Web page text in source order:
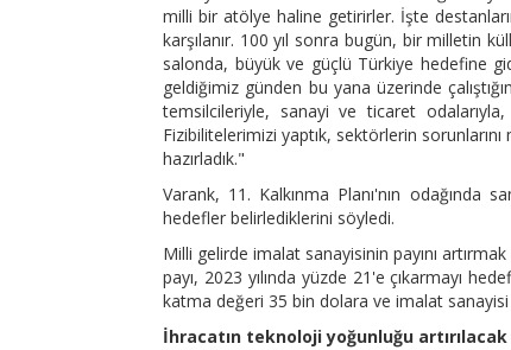
milli bir atölye haline getirirler. İşte
karşılanır. 100 yıl sonra bugün, bir milletin
salonda, büyük ve güçlü Türkiye hedefine
geldiğimiz günden bu yana üzerinde
temsilcileriyle, sanayi ve ticaret odalarıyla,
Fizibilitelerimizi yaptık, sektörlerin
hazırladık."
Varank, 11. Kalkınma Planı'nın
hedefler belirlediklerini söyledi.
Milli gelirde imalat sanayisinin payını
payı, 2023 yılında yüzde 21'e çıkarmayı
katma değeri 35 bin dolara ve imalat
İhracatın teknoloji yoğunluğu artırılacak